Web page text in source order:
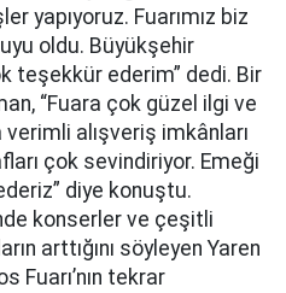
yapıyoruz. Fuarımız biz
oldu. Büyükşehir
teşekkür ederim” dedi. Bir
“Fuara çok güzel ilgi ve
alışveriş imkânları
çok sevindiriyor. Emeği
diye konuştu.
konserler ve çeşitli
arttığını söyleyen Yaren
Fuarı’nın tekrar